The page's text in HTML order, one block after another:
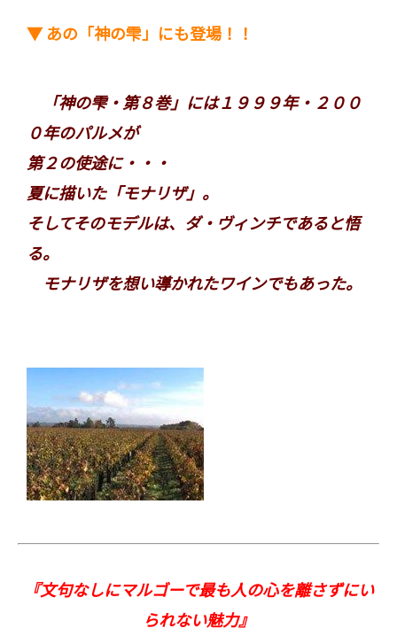
▼ あの「神の雫」にも登場！！
「神の雫・第８巻」には１９９９年・２００
０年のパルメが
第２の使途に・・・
夏に描いた「モナリザ」。
そしてそのモデルは、ダ・ヴィンチであると悟
る。
モナリザを想い導かれたワインでもあった。
『文句なしにマルゴーで最も人の心を離さずにい
られない魅力』